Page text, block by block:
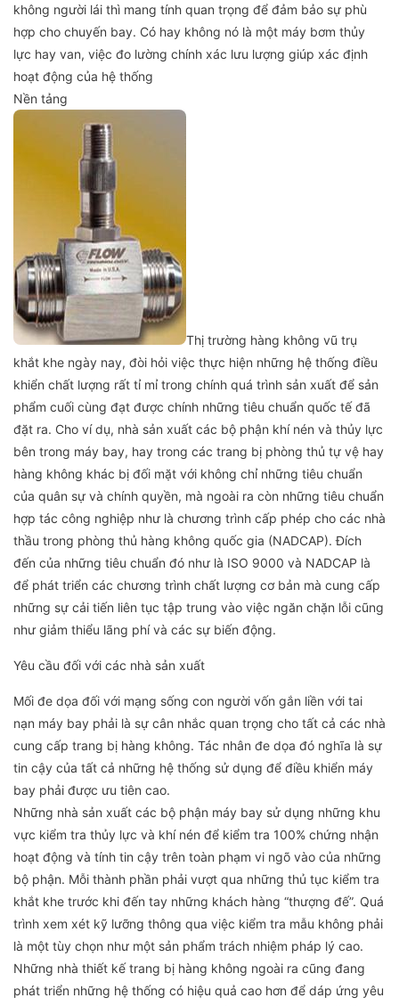
không người lái thì mang tính quan trọng để đảm bảo sự phù
hợp cho chuyến bay. Có hay không nó là một máy bơm thủy
lực hay van, việc đo lường chính xác lưu lượng giúp xác định
hoạt động của hệ thống
Nền tảng
Thị trường hàng không vũ trụ
khắt khe ngày nay, đòi hỏi việc thực hiện những hệ thống điều
khiển chất lượng rất tỉ mỉ trong chính quá trình sản xuất để sản
phẩm cuối cùng đạt được chính những tiêu chuẩn quốc tế đã
đặt ra. Cho ví dụ, nhà sản xuất các bộ phận khí nén và thủy lực
bên trong máy bay, hay trong các trang bị phòng thủ tự vệ hay
hàng không khác bị đối mặt với không chỉ những tiêu chuẩn
của quân sự và chính quyền, mà ngoài ra còn những tiêu chuẩn
hợp tác công nghiệp như là chương trình cấp phép cho các nhà
thầu trong phòng thủ hàng không quốc gia (NADCAP). Đích
đến của những tiêu chuẩn đó như là ISO 9000 và NADCAP là
để phát triển các chương trình chất lượng cơ bản mà cung cấp
những sự cải tiến liên tục tập trung vào việc ngăn chặn lỗi cũng
như giảm thiểu lãng phí và các sự biến động.
Yêu cầu đối với các nhà sản xuất
Mối đe dọa đối với mạng sống con người vốn gắn liền với tai
nạn máy bay phải là sự cân nhắc quan trọng cho tất cả các nhà
cung cấp trang bị hàng không. Tác nhân đe dọa đó nghĩa là sự
tin cậy của tất cả những hệ thống sử dụng để điều khiển máy
bay phải được ưu tiên cao.
Những nhà sản xuất các bộ phận máy bay sử dụng những khu
vực kiểm tra thủy lực và khí nén để kiểm tra 100% chứng nhận
hoạt động và tính tin cậy trên toàn phạm vi ngõ vào của những
bộ phận. Mỗi thành phần phải vượt qua những thủ tục kiểm tra
khắt khe trước khi đến tay những khách hàng “thượng đế”. Quá
trình xem xét kỹ lưỡng thông qua việc kiểm tra mẫu không phải
là một tùy chọn như một sản phẩm trách nhiệm pháp lý cao.
Những nhà thiết kế trang bị hàng không ngoài ra cũng đang
phát triển những hệ thống có hiệu quả cao hơn để dáp ứng yêu